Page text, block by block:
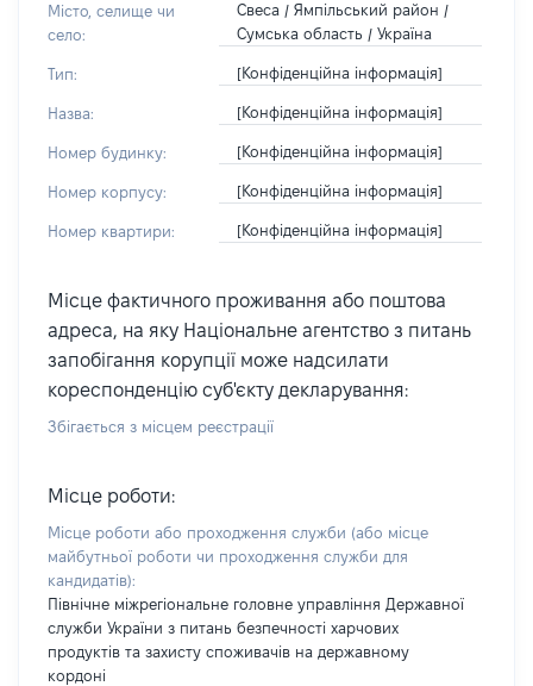
Місто, селище чи
село:
Свеса / Ямпільський район /
Сумська область / Україна
Тип: [Конфіденційна інформація]
Назва: [Конфіденційна інформація]
Номер будинку: [Конфіденційна інформація]
Номер корпусу: [Конфіденційна інформація]
Номер квартири: [Конфіденційна інформація]
Місце фактичного проживання або поштова
адреса, на яку Національне агентство з питань
запобігання корупції може надсилати
кореспонденцію суб'єкту декларування:
Збігається з місцем реєстрації
Місце роботи:
Місце роботи або проходження служби (або місце
майбутньої роботи чи проходження служби для
кандидатів):
Північне міжрегіональне головне управління Державної
служби України з питань безпечності харчових
продуктів та захисту споживачів на державному
кордоні